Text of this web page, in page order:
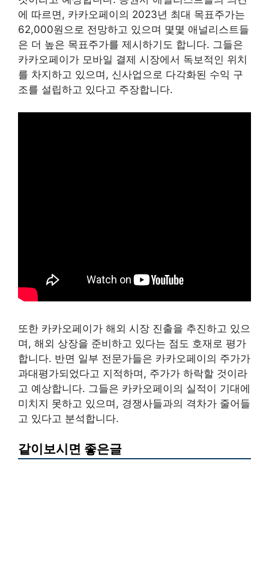
에 따르면, 카카오페이의 2023년 최대 목표주가는
62,000원으로 전망하고 있으며 몇몇 애널리스트들
은 더 높은 목표주가를 제시하기도 합니다. 그들은
카카오페이가 모바일 결제 시장에서 독보적인 위치
를 차지하고 있으며, 신사업으로 다각화된 수익 구
조를 설립하고 있다고 주장합니다.
또한 카카오페이가 해외 시장 진출을 추진하고 있으
며, 해외 상장을 준비하고 있다는 점도 호재로 평가
합니다. 반면 일부 전문가들은 카카오페이의 주가가
과대평가되었다고 지적하며, 주가가 하락할 것이라
고 예상합니다. 그들은 카카오페이의 실적이 기대에
미치지 못하고 있으며, 경쟁사들과의 격차가 줄어들
고 있다고 분석합니다.
같이보시면 좋은글